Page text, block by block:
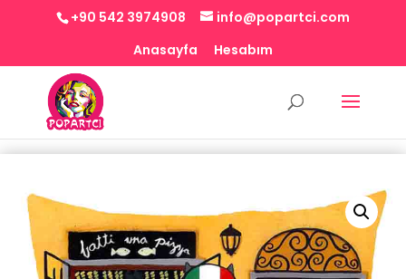
+90 542 3974908
info@popartci.com
Anasayfa
Hesabım